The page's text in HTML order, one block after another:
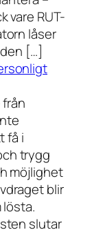
vare RUT-
låser
[…]
från
få i
trygg
möjlighet
blir
lösta.
slutar